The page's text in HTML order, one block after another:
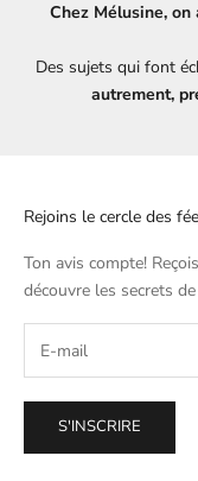
Chez Mélusine, on
Des sujets qui font
autrement,
Rejoins le cercle des
Ton avis compte!
découvre les secrets
S'INSCRIRE